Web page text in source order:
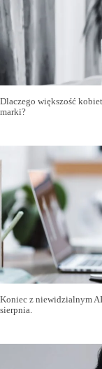
Dlaczego większość
marki?
Koniec z niewidzialnym
sierpnia.